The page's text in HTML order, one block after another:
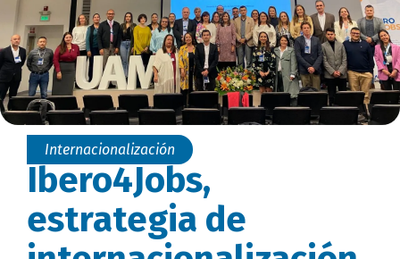
Internacionalización
Ibero4Jobs,
estrategia de